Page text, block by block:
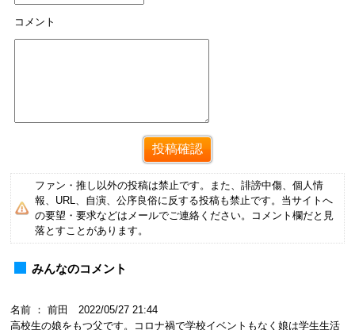
コメント
ファン・推し以外の投稿は禁止です。また、誹謗中傷、個人情
報、URL、自演、公序良俗に反する投稿も禁止です。当サイトへ
の要望・要求などはメールでご連絡ください。コメント欄だと見
落とすことがあります。
みんなのコメント
名前 ： 前田 2022/05/27 21:44
高校生の娘をもつ父です。コロナ禍で学校イベントもなく娘は学生生活